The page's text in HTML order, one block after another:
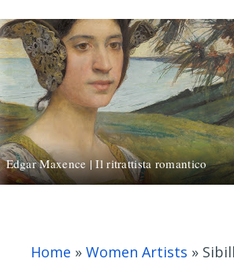
Edgar Maxence | Il ritrattista romantico
Home » Women Artists »